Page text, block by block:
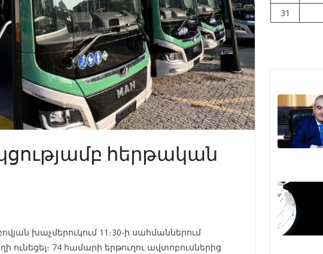
հերթական
խաչմերուկում 11։30-ի սահմաններում
74 համարի երթուղու ավտոբուսներից
31